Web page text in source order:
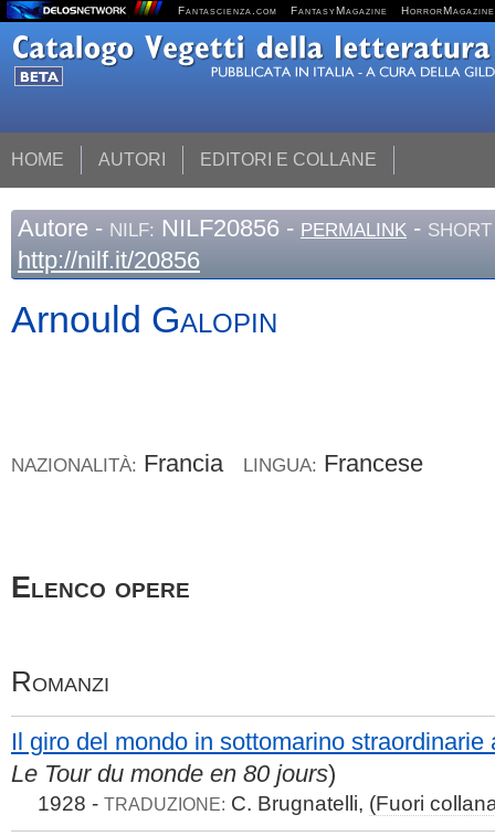
Fantascienza.com FantasyMagazine HorrorMagazine
HOME AUTORI EDITORI E COLLANE
Autore - NILF: NILF20856 - PERMALINK -
http://nilf.it/20856
Arnould Galopin
NAZIONALITÀ: Francia LINGUA: Francese
Elenco opere
Romanzi
Il giro del mondo in sottomarino straordinarie
Le Tour du monde en 80 jours)
1928 - TRADUZIONE: C. Brugnatelli, (Fuori